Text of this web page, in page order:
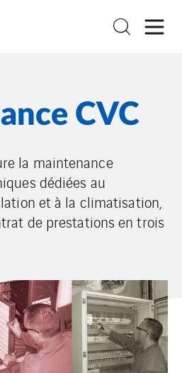
CVC
la maintenance
dédiées au
et à la climatisation,
de prestations en trois